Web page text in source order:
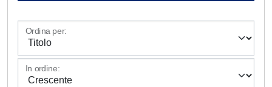
Ordina per:
In ordine: